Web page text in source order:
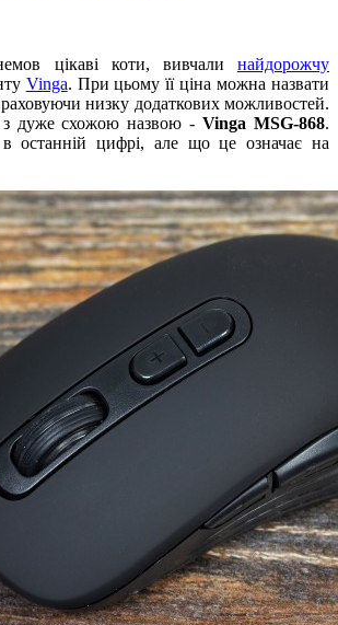
цікаві коти, вивчали найдорожчу
Vinga. При цьому її ціна можна назвати
низку додаткових можливостей.
з дуже схожою назвою -Vinga MSG-868.
в останній цифрі, але що це означає на